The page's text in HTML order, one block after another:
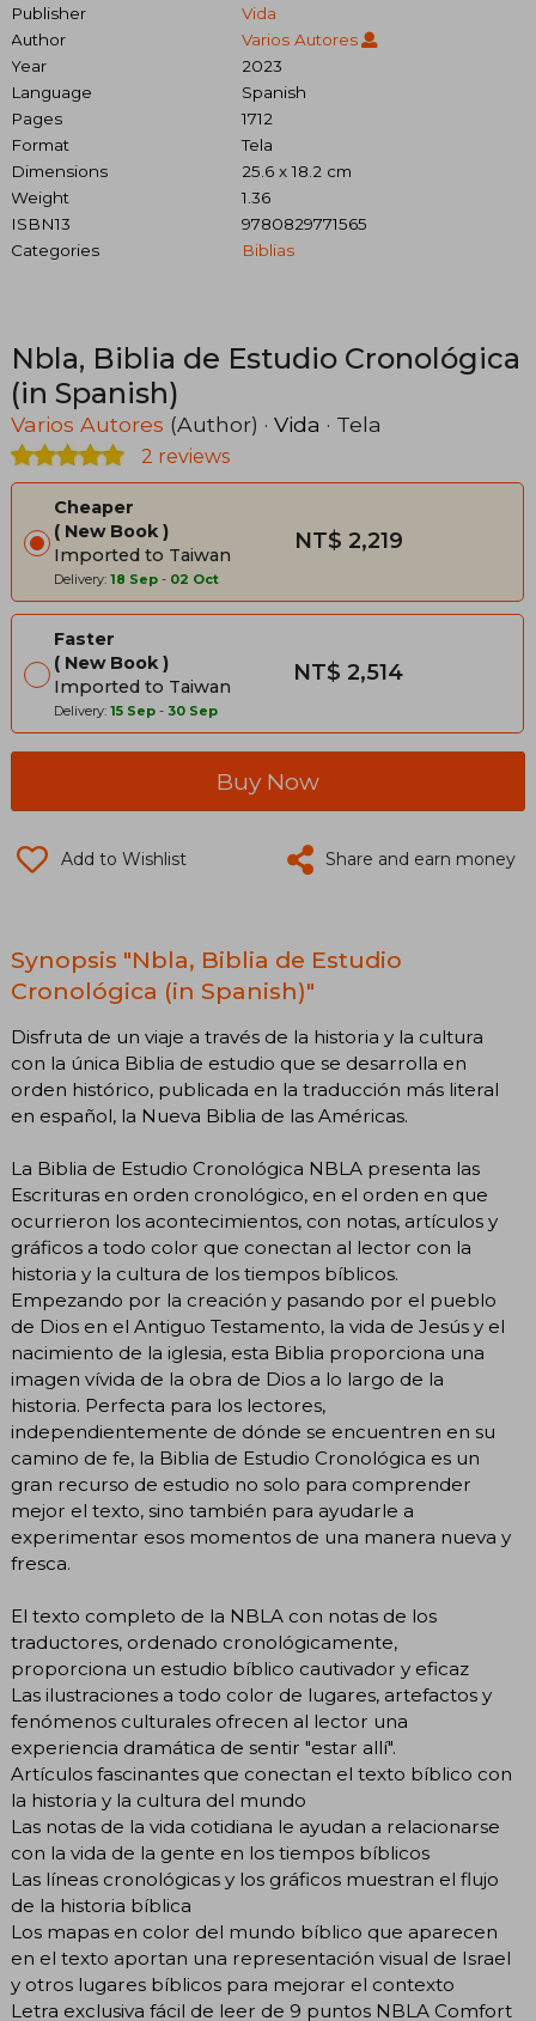
Publisher
Vida
Author
Varios Autores
Year
2023
Language
Spanish
Pages
1712
Format
Tela
Dimensions
25.6 x 18.2 cm
Weight
1.36
ISBN13
9780829771565
Categories
Biblias
Nbla, Biblia de Estudio Cronológica
(in Spanish)
Varios Autores (Author) · Vida · Tela
2 reviews
Cheaper
New Book
Imported to Taiwan
Delivery: 18 Sep - 02 Oct
NT$ 2,219
Faster
New Book
Imported to Taiwan
Delivery: 15 Sep - 30 Sep
NT$ 2,514
Buy Now
Add to Wishlist Share and earn money
Synopsis "Nbla, Biblia de Estudio
Cronológica (in Spanish)"
Disfruta de un viaje a través de la historia y la cultura
con la única Biblia de estudio que se desarrolla en
orden histórico, publicada en la traducción más literal
en español, la Nueva Biblia de las Américas.
La Biblia de Estudio Cronológica NBLA presenta las
Escrituras en orden cronológico, en el orden en que
ocurrieron los acontecimientos, con notas, artículos y
gráficos a todo color que conectan al lector con la
historia y la cultura de los tiempos bíblicos.
Empezando por la creación y pasando por el pueblo
de Dios en el Antiguo Testamento, la vida de Jesús y el
nacimiento de la iglesia, esta Biblia proporciona una
imagen vívida de la obra de Dios a lo largo de la
historia. Perfecta para los lectores,
independientemente de dónde se encuentren en su
camino de fe, la Biblia de Estudio Cronológica es un
gran recurso de estudio no solo para comprender
mejor el texto, sino también para ayudarle a
experimentar esos momentos de una manera nueva y
fresca.
El texto completo de la NBLA con notas de los
traductores, ordenado cronológicamente,
proporciona un estudio bíblico cautivador y eficaz
Las ilustraciones a todo color de lugares, artefactos y
fenómenos culturales ofrecen al lector una
experiencia dramática de sentir "estar allí".
Artículos fascinantes que conectan el texto bíblico con
la historia y la cultura del mundo
Las notas de la vida cotidiana le ayudan a relacionarse
con la vida de la gente en los tiempos bíblicos
Las líneas cronológicas y los gráficos muestran el flujo
de la historia bíblica
Los mapas en color del mundo bíblico que aparecen
en el texto aportan una representación visual de Israel
y otros lugares bíblicos para mejorar el contexto
Letra exclusiva fácil de leer de 9 puntos NBLA Comfort